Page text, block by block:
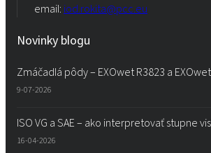
email: iod.rokita@pcc.eu
Novinky blogu
Zmáčadlá pôdy – EXOwet R3823 a
9-07-2026
ISO VG a SAE – ako interpretovať stupne
16-04-2026